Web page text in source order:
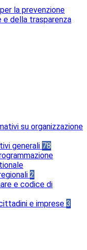
la prevenzione
e della trasparenza
su organizzazione
generali 78
2
e codice di
e imprese 3